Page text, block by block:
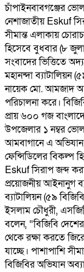
চাঁপাইনবাবগঞ্জের
নেশাজাতীয় Eskuf
সীমান্ত এলাকায়
হিসেবে বুধবার (৮
সংবাদের ভিত্তিতে
মহানন্দা ব্যাটালিয়ন
নায়েক মো. আমজাদ
পরিচালনা করে।
প্রায় ৬০০ গজ
উপজেলার ১ নম্বর
আমবাগানে এ অভিযান
ফেন্সিডিলের বিকল্প
Eskuf সিরাপ জব্দ
প্রয়োজনীয় আইনানুগ
ব্যাটালিয়ন (৫৯
ইসলাম চৌধুরী,
বলেন, “বিজিবি
থেকে রক্ষা করতে
যাচ্ছে। পাশাপাশি
বিজিবির অভিযান